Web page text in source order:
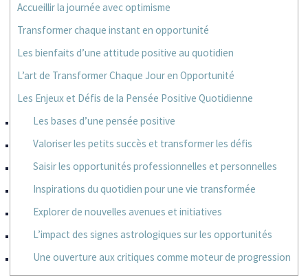
Accueillir la journée avec optimisme
Transformer chaque instant en opportunité
Les bienfaits d’une attitude positive au quotidien
L’art de Transformer Chaque Jour en Opportunité
Les Enjeux et Défis de la Pensée Positive Quotidienne
Les bases d’une pensée positive
Valoriser les petits succès et transformer les défis
Saisir les opportunités professionnelles et personnelles
Inspirations du quotidien pour une vie transformée
Explorer de nouvelles avenues et initiatives
L’impact des signes astrologiques sur les opportunités
Une ouverture aux critiques comme moteur de progression